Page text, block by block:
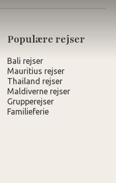
Populære rejser
Bali rejser
Mauritius rejser
Thailand rejser
Maldiverne rejser
Grupperejser
Familieferie